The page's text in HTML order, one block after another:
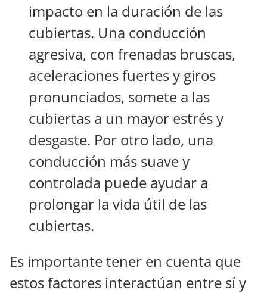
impacto en la duración de las
cubiertas. Una conducción
agresiva, con frenadas bruscas,
aceleraciones fuertes y giros
pronunciados, somete a las
cubiertas a un mayor estrés y
desgaste. Por otro lado, una
conducción más suave y
controlada puede ayudar a
prolongar la vida útil de las
cubiertas.
Es importante tener en cuenta que
estos factores interactúan entre sí y